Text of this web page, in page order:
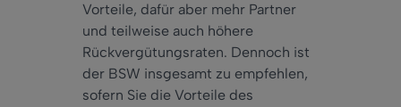
Vorteile, dafür aber mehr Partner
und teilweise auch höhere
Rückvergütungsraten. Dennoch ist
der BSW insgesamt zu empfehlen,
sofern Sie die Vorteile des